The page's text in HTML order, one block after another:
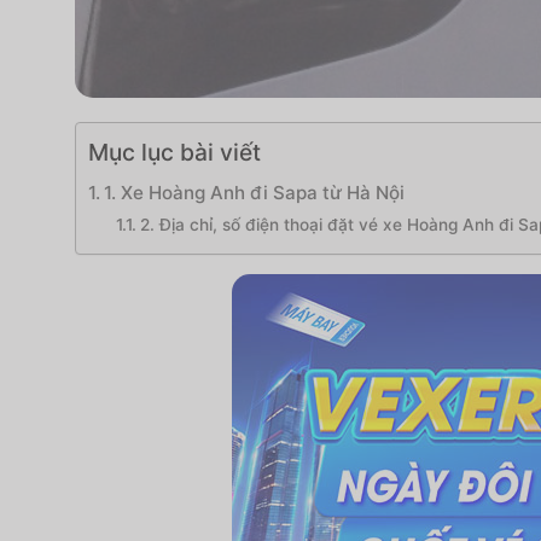
Mục lục bài viết
1. Xe Hoàng Anh đi Sapa từ Hà Nội
2. Địa chỉ, số điện thoại đặt vé xe Hoàng Anh đi